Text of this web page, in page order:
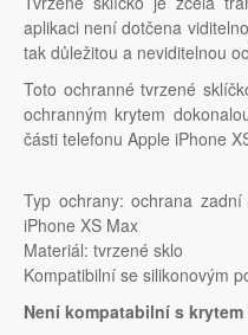
aplikaci není dotčena
tak důležitou a neviditelnou
Toto ochranné tvrzené
ochranným krytem
části telefonu Apple iPhone
Typ ochrany: ochrana
iPhone XS Max
Materiál: tvrzené sklo
Kompatibilní se silikonovým
Není kompatabilní s